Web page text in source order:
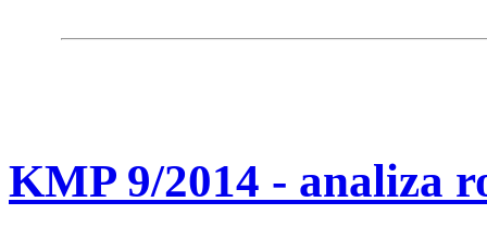
KMP 9/2014 - analiza